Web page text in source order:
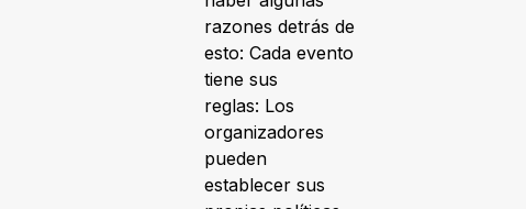
razones detrás de
esto: Cada evento
tiene sus
reglas: Los
organizadores
pueden
establecer sus